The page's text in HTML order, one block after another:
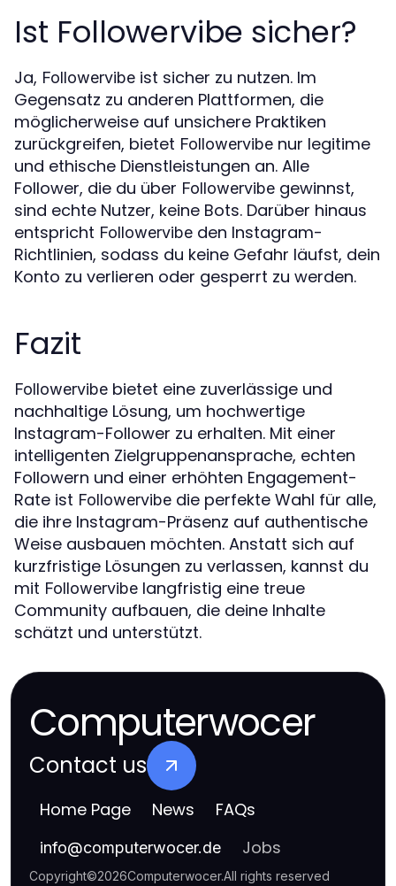
Ist Followervibe sicher?
Ja, Followervibe ist sicher zu nutzen. Im
Gegensatz zu anderen Plattformen, die
möglicherweise auf unsichere Praktiken
zurückgreifen, bietet Followervibe nur legitime
und ethische Dienstleistungen an. Alle
Follower, die du über Followervibe gewinnst,
sind echte Nutzer, keine Bots. Darüber hinaus
entspricht Followervibe den Instagram-
Richtlinien, sodass du keine Gefahr läufst, dein
Konto zu verlieren oder gesperrt zu werden.
Fazit
Followervibe bietet eine zuverlässige und
nachhaltige Lösung, um hochwertige
Instagram-Follower zu erhalten. Mit einer
intelligenten Zielgruppenansprache, echten
Followern und einer erhöhten Engagement-
Rate ist Followervibe die perfekte Wahl für alle,
die ihre Instagram-Präsenz auf authentische
Weise ausbauen möchten. Anstatt sich auf
kurzfristige Lösungen zu verlassen, kannst du
mit Followervibe langfristig eine treue
Community aufbauen, die deine Inhalte
schätzt und unterstützt.
Computerwocer
Contact us
Home Page News FAQs
info@computerwocer.de Jobs
Copyright©2026Computerwocer.All rights reserved